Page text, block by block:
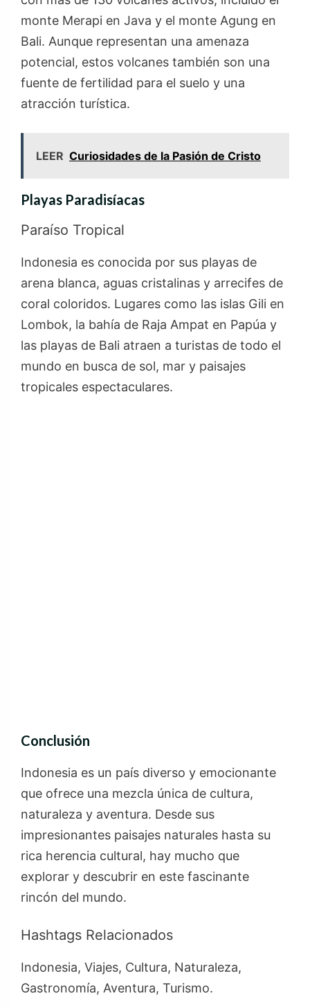
monte Merapi en Java y el monte Agung en
Bali. Aunque representan una amenaza
potencial, estos volcanes también son una
fuente de fertilidad para el suelo y una
atracción turística.
LEER Curiosidades de la Pasión de Cristo
Playas Paradisíacas
Paraíso Tropical
Indonesia es conocida por sus playas de
arena blanca, aguas cristalinas y arrecifes de
coral coloridos. Lugares como las islas Gili en
Lombok, la bahía de Raja Ampat en Papúa y
las playas de Bali atraen a turistas de todo el
mundo en busca de sol, mar y paisajes
tropicales espectaculares.
Conclusión
Indonesia es un país diverso y emocionante
que ofrece una mezcla única de cultura,
naturaleza y aventura. Desde sus
impresionantes paisajes naturales hasta su
rica herencia cultural, hay mucho que
explorar y descubrir en este fascinante
rincón del mundo.
Hashtags Relacionados
Indonesia, Viajes, Cultura, Naturaleza,
Gastronomía, Aventura, Turismo.